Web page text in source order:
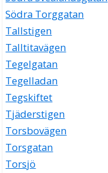
Södra Torggatan
Tallstigen
Talltitavägen
Tegelgatan
Tegelladan
Tegskiftet
Tjäderstigen
Torsbovägen
Torsgatan
Torsjö